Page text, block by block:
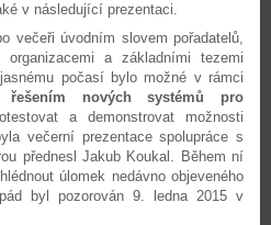
v následující prezentaci.
večeři úvodním slovem pořadatelů,
a základními tezemi
počasí bylo možné v rámci
řešením nových systémů pro
a demonstrovat možnosti
večerní prezentace spolupráce s
přednesl Jakub Koukal. Během ní
úlomek nedávno objeveného
byl pozorován 9. ledna 2015 v